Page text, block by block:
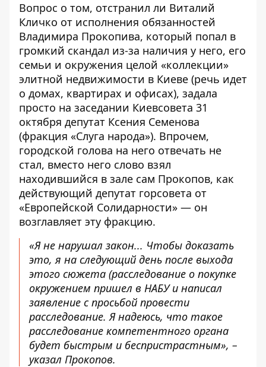
Вопрос о том, отстранил ли Виталий
Кличко от исполнения обязанностей
Владимира Прокопива, который попал в
громкий скандал из-за наличия у него, его
семьи и окружения целой «коллекции»
элитной недвижимости в Киеве (речь идет
о домах, квартирах и офисах), задала
просто на заседании Киевсовета 31
октября депутат Ксения Семенова
(фракция «Слуга народа»). Впрочем,
городской голова на него отвечать не
стал, вместо него слово взял
находившийся в зале сам Прокопов, как
действующий депутат горсовета от
«Европейской Солидарности» — он
возглавляет эту фракцию.
«Я не нарушал закон... Чтобы доказать
это, я на следующий день после выхода
этого сюжета (расследование о покупке
окружением пришел в НАБУ и написал
заявление с просьбой провести
расследование. Я надеюсь, что такое
расследование компетентного органа
будет быстрым и беспристрастным», –
указал Прокопов.